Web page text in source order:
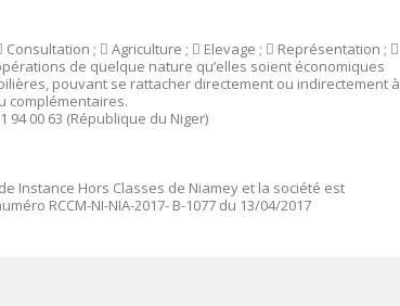
Consultation ;  Agriculture ;  Elevage ;  Représentation ; 
de quelque nature qu’elles soient économiques
pouvant se rattacher directement ou indirectement à
complémentaires.
94 00 63 (République du Niger)
Instance Hors Classes de Niamey et la société est
RCCM-NI-NIA-2017- B-1077 du 13/04/2017